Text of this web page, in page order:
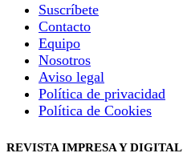
Suscríbete
Contacto
Equipo
Nosotros
Aviso legal
Política de privacidad
Política de Cookies
REVISTA IMPRESA Y DIGITAL